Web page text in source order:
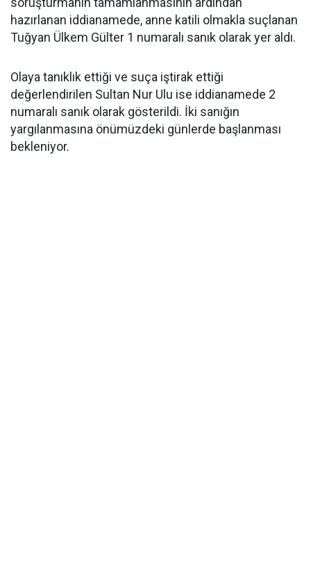
hazırlanan iddianamede, anne katili olmakla suçlanan
Tuğyan Ülkem Gülter 1 numaralı sanık olarak yer aldı.
Olaya tanıklık ettiği ve suça iştirak ettiği
değerlendirilen Sultan Nur Ulu ise iddianamede 2
numaralı sanık olarak gösterildi. İki sanığın
yargılanmasına önümüzdeki günlerde başlanması
bekleniyor.